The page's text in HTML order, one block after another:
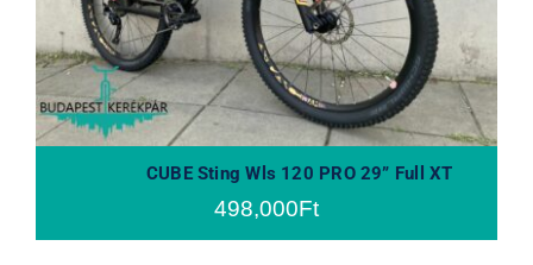
CUBE Sting Wls 120 PRO 29” Full XT
498,000Ft